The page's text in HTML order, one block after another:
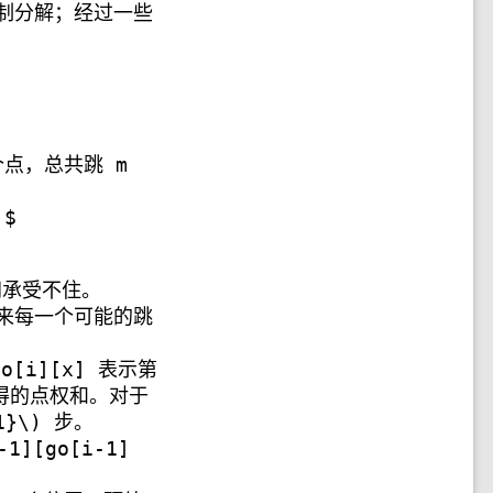
分解；经过一些
，总共跳 m
受不住。
每一个可能的跳
go[i][x] 表示第
的点权和。对于
步。
1][go[i-1]